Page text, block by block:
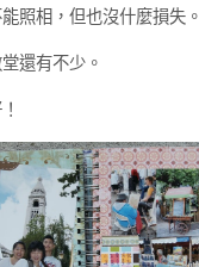
照相，但也沒什麼損失。
還有不少。